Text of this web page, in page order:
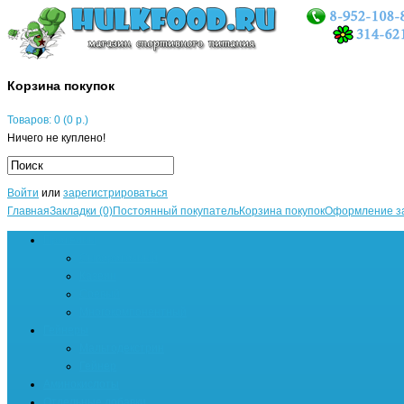
Корзина покупок
Товаров: 0 (0 р.)
Ничего не куплено!
Войти или зарегистрироваться
ГлавнаяЗакладки (0)Постоянный покупательКорзина покупокОформление